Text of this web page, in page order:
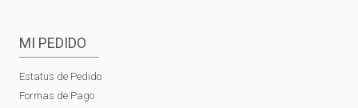
MI PEDIDO
Estatus de Pedido
Formas de Pago